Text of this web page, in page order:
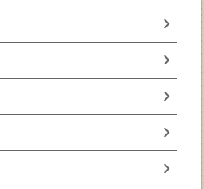
chevron_right
chevron_right
chevron_right
chevron_right
chevron_right